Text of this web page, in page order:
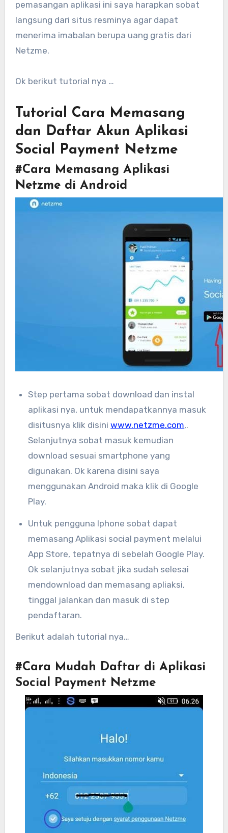
pemasangan aplikasi ini saya harapkan sobat
langsung dari situs resminya agar dapat
menerima imabalan berupa uang gratis dari
Netzme.
Ok berikut tutorial nya …
Tutorial Cara Memasang
dan Daftar Akun Aplikasi
Social Payment Netzme
#Cara Memasang Aplikasi
Netzme di Android
Step pertama sobat download dan instal
aplikasi nya, untuk mendapatkannya masuk
disitusnya klik disiniwww.netzme.com,.
Selanjutnya sobat masuk kemudian
download sesuai smartphone yang
digunakan. Ok karena disini saya
menggunakan Android maka klik di Google
Play.
Untuk pengguna Iphone sobat dapat
memasang Aplikasi social payment melalui
App Store, tepatnya di sebelah Google Play.
Ok selanjutnya sobat jika sudah selesai
mendownload dan memasang apliaksi,
tinggal jalankan dan masuk di step
pendaftaran.
Berikut adalah tutorial nya…
#Cara Mudah Daftar di Aplikasi
Social Payment Netzme